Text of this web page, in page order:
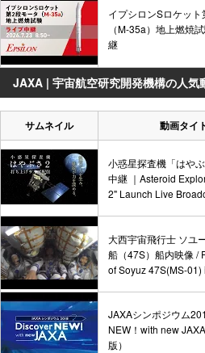
イプシロンSロケット
（M-35a）地上燃焼
継
JAXA | 宇宙航空研究開発機構の人気
サムネイル 動画タイ
小惑星探査機「はや
中継 ｜Asteroid
2" Launch Live
大西宇宙飛行士 ソユ
船（47S）船内映像 /
of Soyuz 47S(MS-
JAXAシンポジウム
NEW！with new
版）